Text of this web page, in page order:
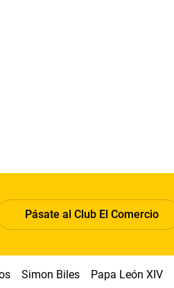
Pásate al Club El Comercio
Simon Biles Papa León XIV